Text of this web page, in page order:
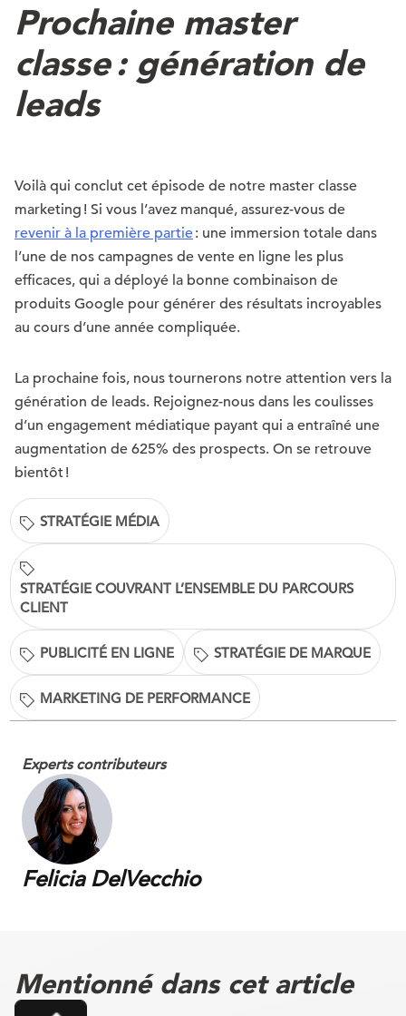
Prochaine master
classe : génération de
leads
Voilà qui conclut cet épisode de notre master classe
marketing ! Si vous l’avez manqué, assurez-vous de
revenir à la première partie: une immersion totale dans
l’une de nos campagnes de vente en ligne les plus
efficaces, qui a déployé la bonne combinaison de
produits Google pour générer des résultats incroyables
au cours d’une année compliquée.
La prochaine fois, nous tournerons notre attention vers la
génération de leads. Rejoignez-nous dans les coulisses
d’un engagement médiatique payant qui a entraîné une
augmentation de 625% des prospects. On se retrouve
bientôt !
STRATÉGIE MÉDIA
STRATÉGIE COUVRANT L’ENSEMBLE DU PARCOURS
CLIENT
PUBLICITÉ EN LIGNE STRATÉGIE DE MARQUE
MARKETING DE PERFORMANCE
Experts contributeurs
Felicia DelVecchio
Mentionné dans cet article